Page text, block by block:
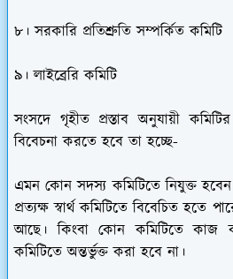
৮। সরকারি প্রতিশ্রুতি সম্পর্কিত কমিটি
৯। লাইব্রেরি কমিটি
সংসদে গৃহীত প্রস্তাব অনুযায়ী
বিবেচনা করতে হবে তা হচ্ছে-
এমন কোন সদস্য কমিটিতে নিযুক্ত হবেন
প্রত্যক্ষ স্বার্থ কমিটিতে বিবেচিত হতে
আছে। কিংবা কোন কমিটিতে কাজ
কমিটিতে অন্তর্ভুক্ত করা হবে না।